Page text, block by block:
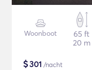
Woonboot
65 ft
20 m
$301 /nacht